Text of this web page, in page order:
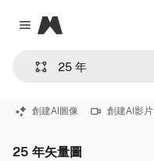
Close menu
Magnific
創建AI圖像 創建AI影片
25 年矢量圖